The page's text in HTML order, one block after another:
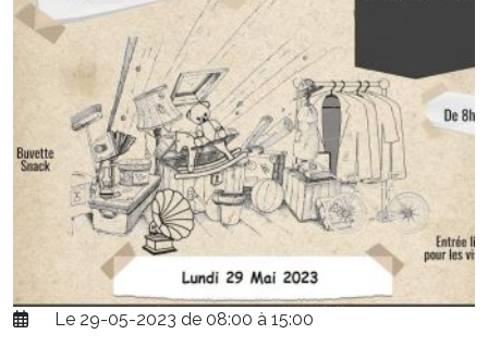
Le 29-05-2023 de 08:00 à 15:00